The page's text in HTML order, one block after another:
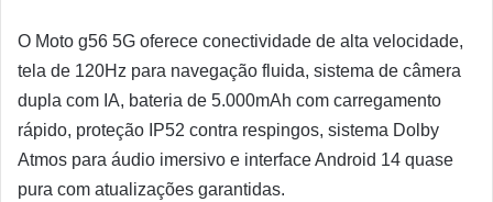
O Moto g56 5G oferece conectividade de alta velocidade,
tela de 120Hz para navegação fluida, sistema de câmera
dupla com IA, bateria de 5.000mAh com carregamento
rápido, proteção IP52 contra respingos, sistema Dolby
Atmos para áudio imersivo e interface Android 14 quase
pura com atualizações garantidas.